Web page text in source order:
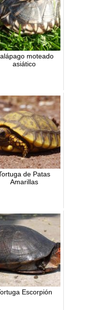
moteado
asiático
de Patas
Amarillas
Escorpión